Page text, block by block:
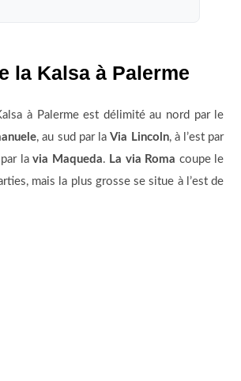
la Kalsa à Palerme
à Palerme est délimité au nord par le
, au sud par laVia Lincoln, à l’est par
lavia Maqueda. La via Roma coupe le
mais la plus grosse se situe à l’est de